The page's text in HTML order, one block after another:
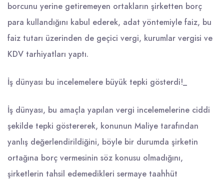
borcunu yerine getiremeyen ortakların şirketten borç
para kullandığını kabul ederek, adat yöntemiyle faiz, bu
faiz tutarı üzerinden de geçici vergi, kurumlar vergisi ve
KDV tarhiyatları yaptı.
İş dünyası bu incelemelere büyük tepki gösterdi!_
İş dünyası, bu amaçla yapılan vergi incelemelerine ciddi
şekilde tepki göstererek, konunun Maliye tarafından
yanlış değerlendirildiğini, böyle bir durumda şirketin
ortağına borç vermesinin söz konusu olmadığını,
şirketlerin tahsil edemedikleri sermaye taahhüt